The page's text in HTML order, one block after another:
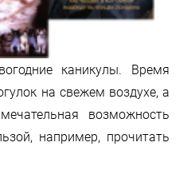
каникулы. Время
на свежем воздухе, а
возможность
например, прочитать